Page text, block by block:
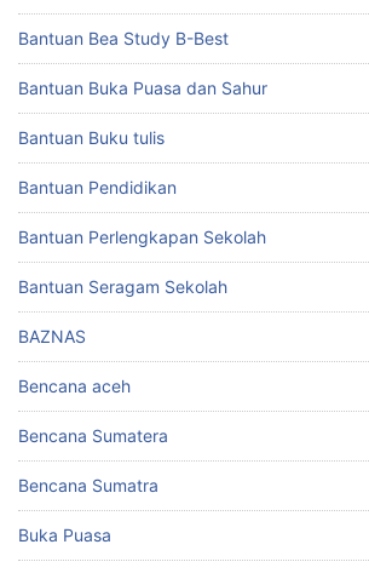
Bantuan Bea Study B-Best
Bantuan Buka Puasa dan Sahur
Bantuan Buku tulis
Bantuan Pendidikan
Bantuan Perlengkapan Sekolah
Bantuan Seragam Sekolah
BAZNAS
Bencana aceh
Bencana Sumatera
Bencana Sumatra
Buka Puasa